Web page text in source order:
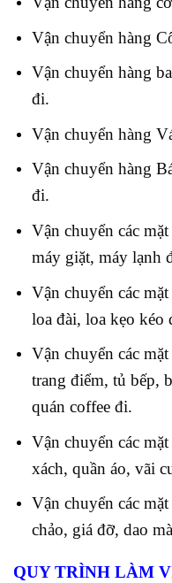
Vận chuyển hàng
Vận chuyển hàng
đi.
Vận chuyển hàng
Vận chuyển hàng
đi.
Vận chuyển các
máy giặt, máy lạnh
Vận chuyển các
loa đài, loa kẹo kéo
Vận chuyển các
trang điểm, tủ bếp,
quán coffee đi.
Vận chuyển các
xách, quần áo, vãi
Vận chuyển các
chảo, giá đỡ, dao
QUY TRÌNH LÀM